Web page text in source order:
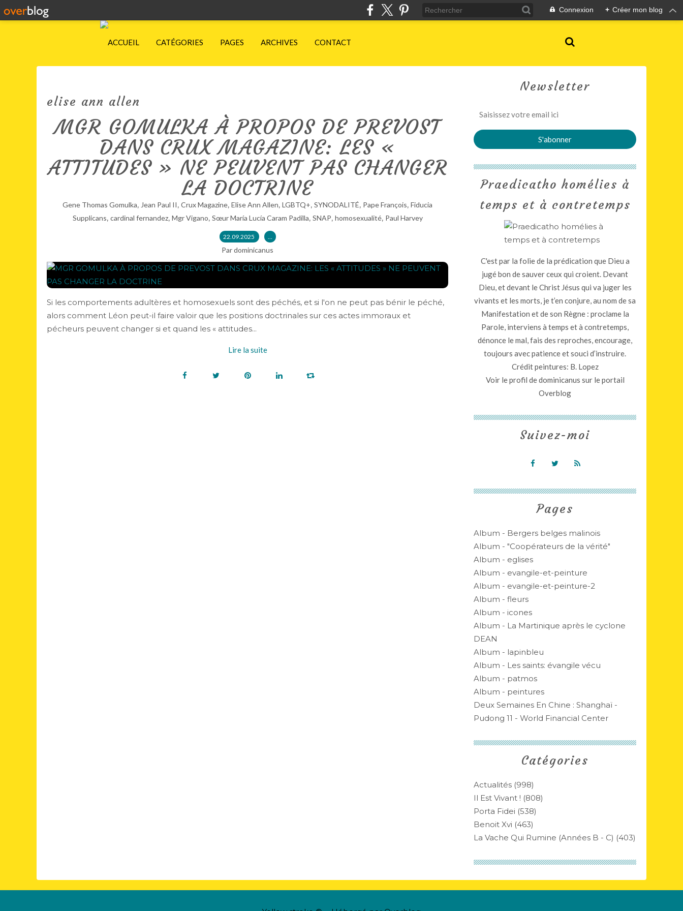
Connexion + Créer mon blog
ACCUEIL CATÉGORIES PAGES ARCHIVES CONTACT
elise ann allen
MGR GOMULKA À PROPOS DE PREVOST
DANS CRUX MAGAZINE: LES «
ATTITUDES » NE PEUVENT PAS CHANGER
LA DOCTRINE
Gene Thomas Gomulka, Jean Paul II, Crux Magazine, Elise Ann Allen, LGBTQ+, SYNODALITÉ, Pape François, Fiducia
Supplicans, cardinal fernandez, Mgr Vigano, Sœur María Lucía Caram Padilla, SNAP, homosexualité, Paul Harvey
22.09.2025 …
Par dominicanus
Si les comportements adultères et homosexuels sont des péchés, et si l'on ne peut pas bénir le péché,
alors comment Léon peut-il faire valoir que les positions doctrinales sur ces actes immoraux et
pécheurs peuvent changer si et quand les « attitudes...
Lire la suite
Newsletter
Catégories
Actualités (998)
Il Est Vivant ! (808)
Porta Fidei (538)
Benoit Xvi (463)
La Vache Qui Rumine (années B - C) (403)
Pages
Album - Bergers belges malinois
Album - "Coopérateurs de la vérité"
Album - eglises
Album - evangile-et-peinture
Album - evangile-et-peinture-2
Album - fleurs
Album - icones
Album - La Martinique après le cyclone
DEAN
Album - lapinbleu
Album - Les saints: évangile vécu
Album - patmos
Album - peintures
Deux Semaines En Chine : Shanghaï -
Pudong 11 - World Financial Center
Praedicatho homélies à
temps et à contretemps
C'est par la folie de la prédication que Dieu a
jugé bon de sauver ceux qui croient. Devant
Dieu, et devant le Christ Jésus qui va juger les
vivants et les morts, je t’en conjure, au nom de sa
Manifestation et de son Règne : proclame la
Parole, interviens à temps et à contretemps,
dénonce le mal, fais des reproches, encourage,
toujours avec patience et souci d’instruire.
Crédit peintures: B. Lopez
Voir le profil dedominicanus sur le portail
Overblog
Suivez-moi